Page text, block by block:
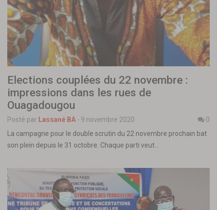
Elections couplées du 22 novembre :
impressions dans les rues de
Ouagadougou
Posté par Lassané BA - 9 novembre 2020
0
La campagne pour le double scrutin du 22 novembre prochain bat
son plein depuis le 31 octobre. Chaque parti veut…